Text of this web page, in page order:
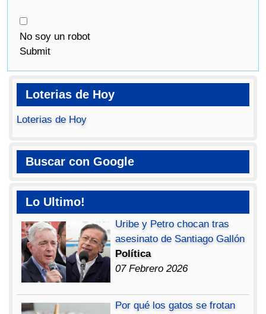
No soy un robot
Submit
Loterias de Hoy
Loterias de Hoy
Buscar con Google
Lo Ultimo!
Uribe y Petro chocan tras
asesinato de Santiago Gallón
Política
07 Febrero 2026
Por qué los gatos se frotan